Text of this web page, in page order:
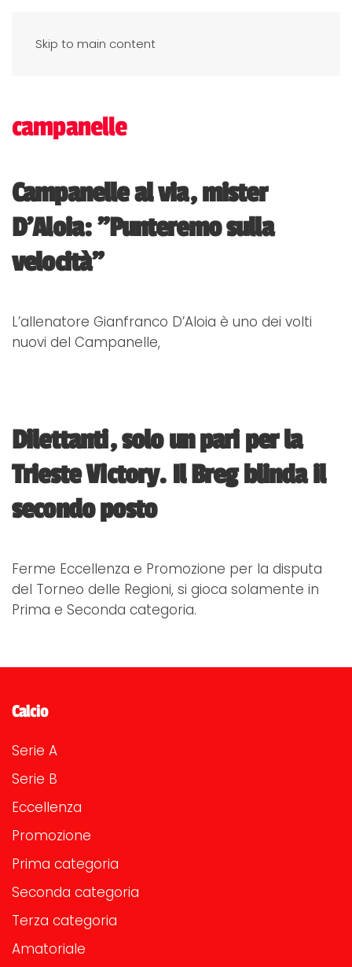
Skip to main content
campanelle
Campanelle al via, mister
D'Aloia: "Punteremo sulla
velocità"
L’allenatore Gianfranco D’Aloia è uno dei volti
nuovi del Campanelle,
Dilettanti, solo un pari per la
Trieste Victory. Il Breg blinda il
secondo posto
Ferme Eccellenza e Promozione per la disputa
del Torneo delle Regioni, si gioca solamente in
Prima e Seconda categoria.
Calcio
Serie A
Serie B
Eccellenza
Promozione
Prima categoria
Seconda categoria
Terza categoria
Amatoriale